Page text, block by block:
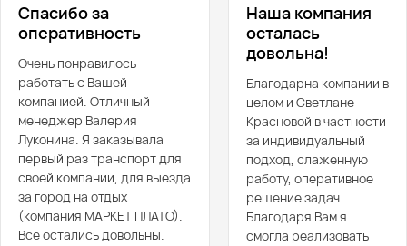
Спасибо за
оперативность
Очень понравилось
работать с Вашей
компанией. Отличный
менеджер Валерия
Луконина. Я заказывала
первый раз транспорт для
своей компании, для выезда
за город на отдых
(компания МАРКЕТ ПЛАТО).
Все остались довольны.
Наша компания
осталась
довольна!
Благодарна компании в
целом и Светлане
Красновой в частности
за индивидуальный
подход, слаженную
работу, оперативное
решение задач.
Благодаря Вам я
смогла реализовать